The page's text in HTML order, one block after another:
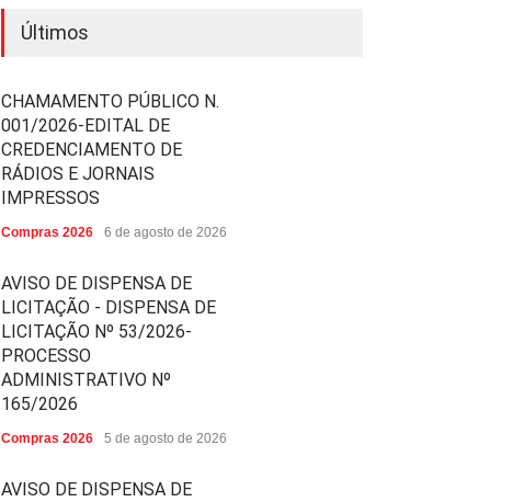
Últimos
CHAMAMENTO PÚBLICO N.
001/2026-EDITAL DE
CREDENCIAMENTO DE
RÁDIOS E JORNAIS
IMPRESSOS
Compras 2026 6 de agosto de 2026
AVISO DE DISPENSA DE
LICITAÇÃO - DISPENSA DE
LICITAÇÃO Nº 53/2026-
PROCESSO
ADMINISTRATIVO Nº
165/2026
Compras 2026 5 de agosto de 2026
AVISO DE DISPENSA DE